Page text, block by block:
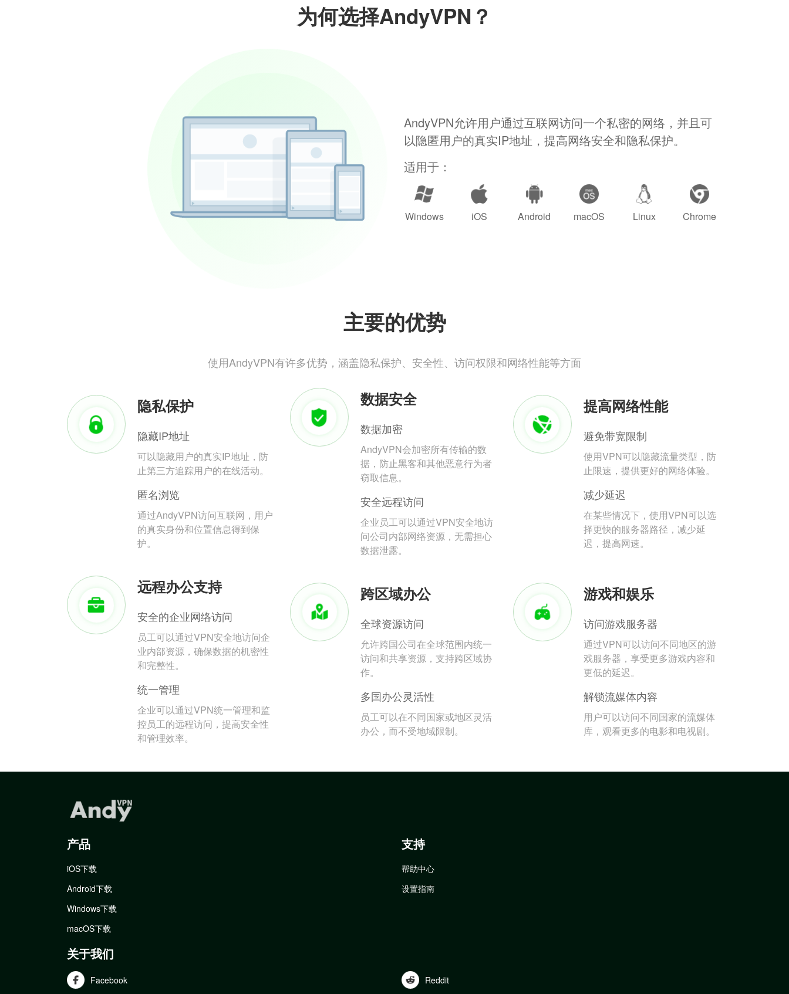
为何选择AndyVPN？
AndyVPN允许用户通过互联网访问一个私密的网络，并且可
以隐匿用户的真实IP地址，提高网络安全和隐私保护。
适用于：
Windows iOS Android macOS Linux Chrome
主要的优势
使用AndyVPN有许多优势，涵盖隐私保护、安全性、访问权限和网络性能等方面
隐私保护
隐藏IP地址
可以隐藏用户的真实IP地址，防
止第三方追踪用户的在线活动。
匿名浏览
通过AndyVPN访问互联网，用户
的真实身份和位置信息得到保
护。
数据安全
数据加密
AndyVPN会加密所有传输的数
据，防止黑客和其他恶意行为者
窃取信息。
安全远程访问
企业员工可以通过VPN安全地访
问公司内部网络资源，无需担心
数据泄露。
提高网络性能
避免带宽限制
使用VPN可以隐藏流量类型，防
止限速，提供更好的网络体验。
减少延迟
在某些情况下，使用VPN可以选
择更快的服务器路径，减少延
迟，提高网速。
远程办公支持
安全的企业网络访问
员工可以通过VPN安全地访问企
业内部资源，确保数据的机密性
和完整性。
统一管理
企业可以通过VPN统一管理和监
控员工的远程访问，提高安全性
和管理效率。
跨区域办公
全球资源访问
允许跨国公司在全球范围内统一
访问和共享资源，支持跨区域协
作。
多国办公灵活性
员工可以在不同国家或地区灵活
办公，而不受地域限制。
游戏和娱乐
访问游戏服务器
通过VPN可以访问不同地区的游
戏服务器，享受更多游戏内容和
更低的延迟。
解锁流媒体内容
用户可以访问不同国家的流媒体
库，观看更多的电影和电视剧。
产品
iOS下载
Android下载
Windows下载
macOS下载
支持
帮助中心
设置指南
关于我们
Facebook Reddit